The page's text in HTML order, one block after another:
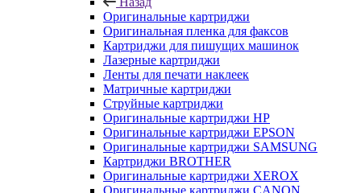
Оригинальные картриджи
Оригинальная пленка для факсов
Картриджи для пишущих машинок
Лазерные картриджи
Ленты для печати наклеек
Матричные картриджи
Струйные картриджи
Оригинальные картриджи HP
Оригинальные картриджи EPSON
Оригинальные картриджи SAMSUNG
Картриджи BROTHER
Оригинальные картриджи XEROX
Оригинальные картриджи CANON